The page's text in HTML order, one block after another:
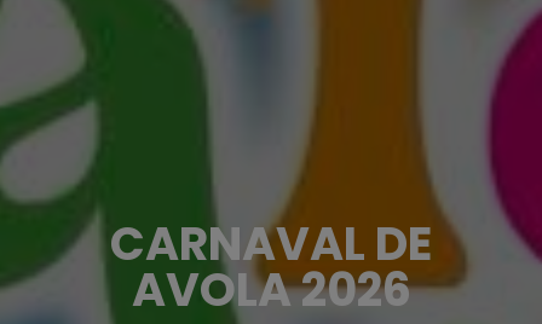
CARNAVAL DE
AVOLA 2026